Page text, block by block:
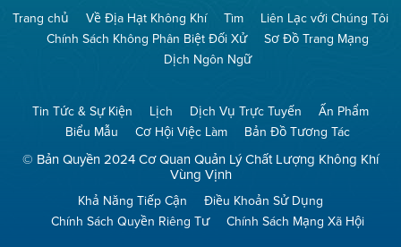
(Bảo
Toàn
Không
Khí)
No
Burn
(Không
Đốt)
Trang chủ Về Địa Hạt Không Khí Tìm
Liên Lạc với Chúng Tôi
Chính Sách Không Phân Biệt Đối Xử
Sơ Đồ Trang Mạng
Dịch Ngôn Ngữ
Tin Tức & Sự Kiện Lịch Dịch Vụ Trực Tuyến
Ấn Phẩm
Biểu Mẫu
Cơ Hội Việc Làm Bản Đồ Tương Tác
© Bản Quyền 2024 Cơ Quan Quản Lý Chất Lượng Không Khí
Vùng Vịnh
Khả Năng Tiếp Cận
Điều Khoản Sử Dụng
Chính Sách Quyền Riêng Tư
Chính Sách Mạng Xã Hội